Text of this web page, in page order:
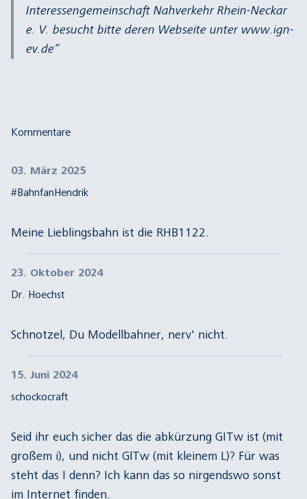
Interessengemeinschaft Nahverkehr Rhein-Neckar
e. V. besucht bitte deren Webseite unter www.ign-
ev.de
Kommentare
03. März 2025
#BahnfanHendrik
Meine Lieblingsbahn ist die RHB1122.
23. Oktober 2024
Dr. Hoechst
Schnotzel, Du Modellbahner, nerv' nicht.
15. Juni 2024
schockocraft
Seid ihr euch sicher das die abkürzung GITw ist (mit
großem i), und nicht GlTw (mit kleinem L)? Für was
steht das I denn? Ich kann das so nirgendswo sonst
im Internet finden.